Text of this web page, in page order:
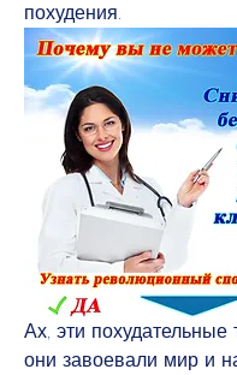
похудения.
Ах, эти похудательные
они завоевали мир и